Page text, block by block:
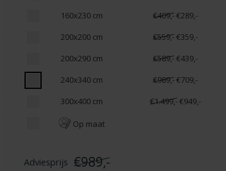
160x230 cm
€409,-€289,-
200x200 cm
€559,-€359,-
200x290 cm
€589,-€439,-
240x340 cm
€989,-€709,-
300x400 cm
€1.499,-€949,-
Op maat
€989,-